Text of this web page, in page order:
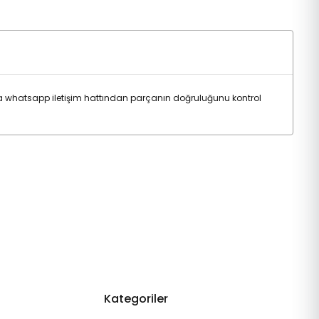
whatsapp iletişim hattından parçanın doğruluğunu kontrol
Kategoriler